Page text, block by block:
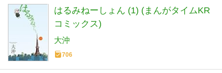
はるみねーしょん (1) (まんがタイムKR
コミックス)
大沖
706